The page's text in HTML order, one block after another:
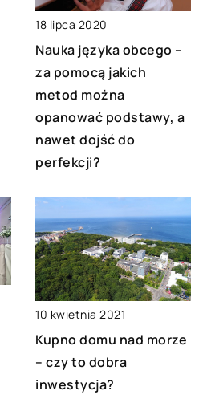
18 lipca 2020
Nauka języka obcego –
za pomocą jakich
metod można
opanować podstawy, a
nawet dojść do
perfekcji?
10 kwietnia 2021
Kupno domu nad morze
– czy to dobra
inwestycja?